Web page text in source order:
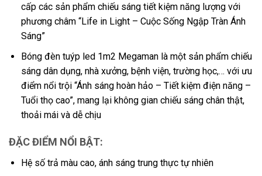
cấp các sản phẩm chiếu sáng tiết kiệm năng lượng với
phương châm “Life in Light – Cuộc Sống Ngập Tràn Ánh
Sáng”
Bóng đèn tuýp led 1m2 Megaman là một sản phẩm chiếu
sáng dân dụng, nhà xưởng, bệnh viện, trường học,… với ưu
điểm nổi trội “Ánh sáng hoàn hảo – Tiết kiệm điện năng –
Tuổi thọ cao”, mang lại không gian chiếu sáng chân thật,
thoải mái và dễ chịu
ĐẶC ĐIỂM NỔI BẬT:
Hệ số trả màu cao, ánh sáng trung thực tự nhiên